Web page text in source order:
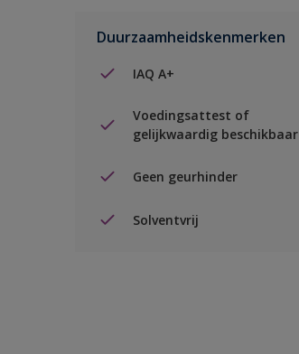
Duurzaamheidskenmerken
IAQ A+
Voedingsattest of
gelijkwaardig beschikbaar
Geen geurhinder
Solventvrij